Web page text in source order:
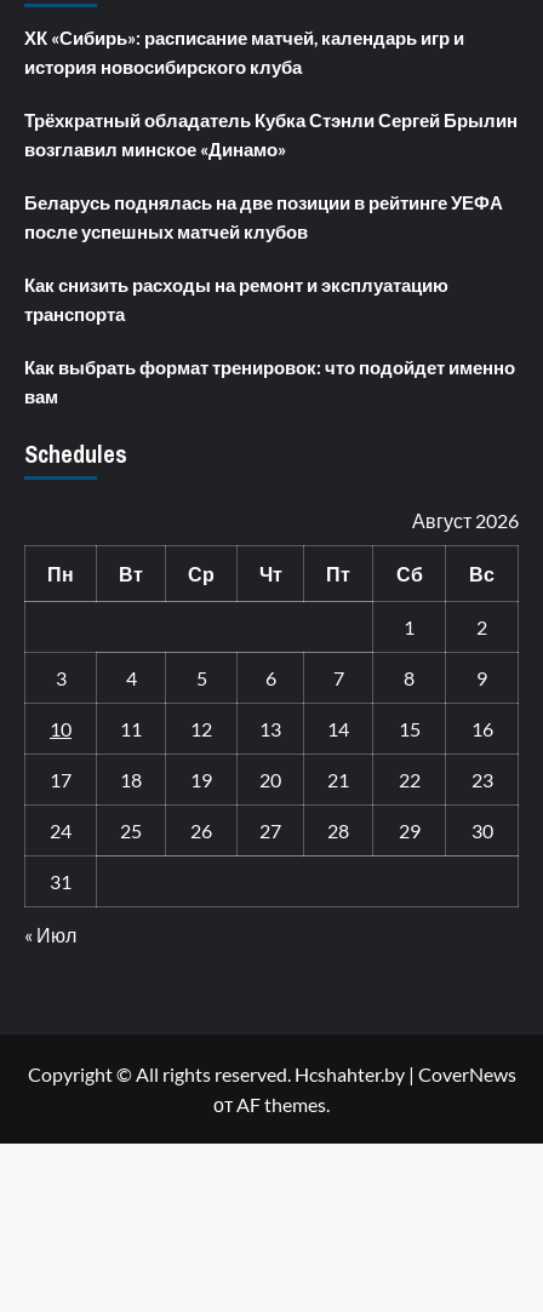
ХК «Сибирь»: расписание матчей, календарь игр и
история новосибирского клуба
Трёхкратный обладатель Кубка Стэнли Сергей Брылин
возглавил минское «Динамо»
Беларусь поднялась на две позиции в рейтинге УЕФА
после успешных матчей клубов
Как снизить расходы на ремонт и эксплуатацию
транспорта
Как выбрать формат тренировок: что подойдет именно
вам
Schedules
Август 2026
Пн Вт Ср Чт Пт Сб Вс
1 2
3 4 5 6 7 8 9
10 11 12 13 14 15 16
17 18 19 20 21 22 23
24 25 26 27 28 29 30
31
« Июл
Copyright © All rights reserved. Hcshahter.by | CoverNews
от AF themes.